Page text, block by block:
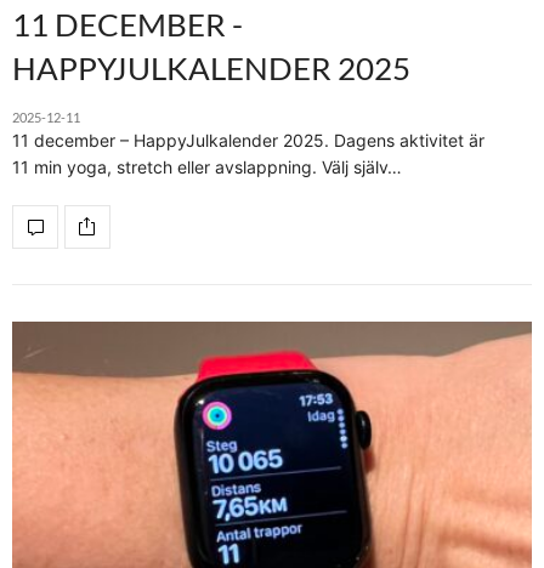
11 DECEMBER -
HAPPYJULKALENDER 2025
2025-12-11
11 december – HappyJulkalender 2025. Dagens aktivitet är
11 min yoga, stretch eller avslappning. Välj själv…